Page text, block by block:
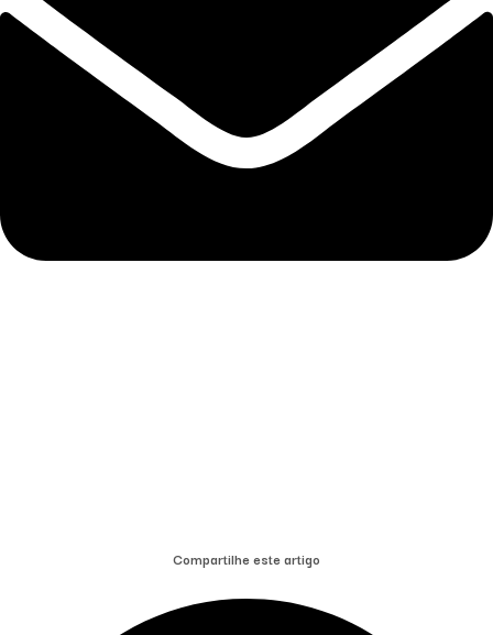
Compartilhe este artigo